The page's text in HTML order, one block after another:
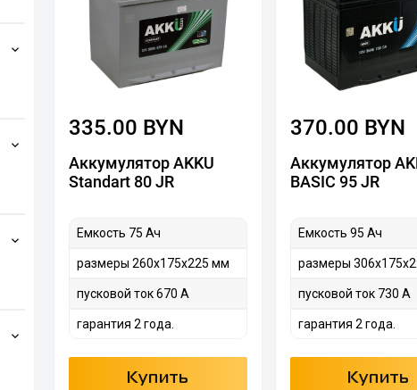
335.00 BYN
Аккумулятор AKKU
Standart 80 JR
Емкость 75 Ач
размеры 260х175х225 мм
пусковой ток 670 А
гарантия 2 года.
Купить
370.00 BYN
Аккумулятор
BASIC 95 JR
Емкость 95 Ач
размеры
пусковой ток 730 А
гарантия 2 года.
Купить